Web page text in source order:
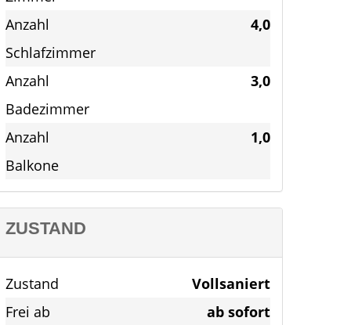
Anzahl
Schlafzimmer
4,0
Anzahl
Badezimmer
3,0
Anzahl
Balkone
1,0
ZUSTAND
Zustand
Vollsaniert
Frei ab
ab sofort